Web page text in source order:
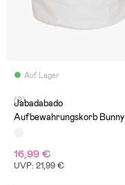
Auf Lager
(9)
Jabadabado
Aufbewahrungskorb Bunny
16,99 €
UVP: 21,99 €